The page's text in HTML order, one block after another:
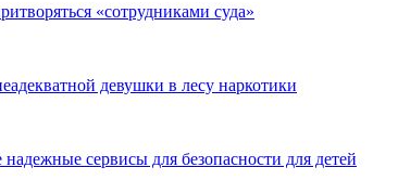
«сотрудниками суда»
девушки в лесу наркотики
сервисы для безопасности для детей